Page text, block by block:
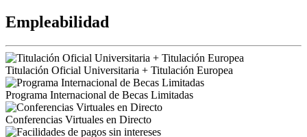
Empleabilidad
Titulación Oficial Universitaria + Titulación Europea
Programa Internacional de Becas Limitadas
Conferencias Virtuales en Directo